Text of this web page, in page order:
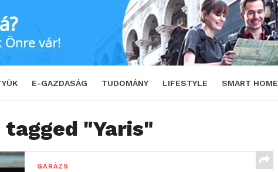
E-GAZDASÁG TUDOMÁNY LIFESTYLE SMART HOME
"Yaris"
GARÁZS